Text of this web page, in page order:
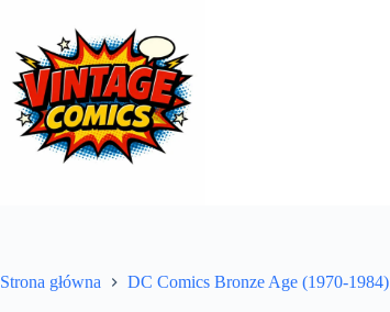
treści
Strona główna DC Comics Bronze Age (1970-1984)